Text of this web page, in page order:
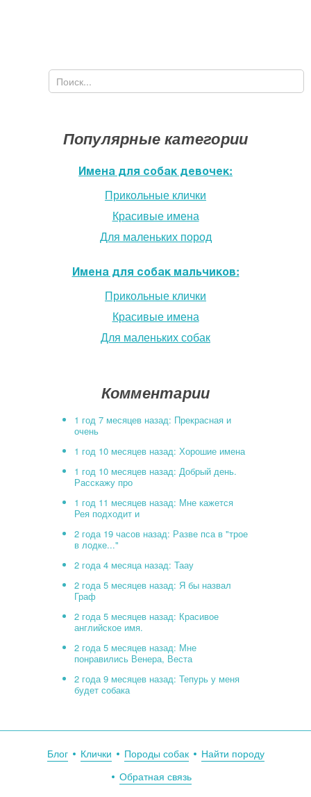
Форма поиска
Поиск
Популярные категории
Имена для собак девочек:
Прикольные клички
Красивые имена
Для маленьких пород
Имена для собак мальчиков:
Прикольные клички
Красивые имена
Для маленьких собак
Комментарии
1 год 7 месяцев назад: Прекрасная и
очень
1 год 10 месяцев назад: Хорошие имена
1 год 10 месяцев назад: Добрый день.
Расскажу про
1 год 11 месяцев назад: Мне кажется
Рея подходит и
2 года 19 часов назад: Разве пса в "трое
в лодке..."
2 года 4 месяца назад: Таау
2 года 5 месяцев назад: Я бы назвал
Граф
2 года 5 месяцев назад: Красивое
английское имя.
2 года 5 месяцев назад: Мне
понравились Венера, Веста
2 года 9 месяцев назад: Тепурь у меня
будет собака
Блог Клички Породы собак
Найти породу
Обратная связь